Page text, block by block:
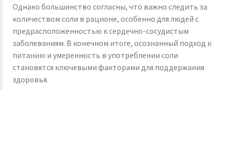
Однако большинство согласны, что важно следить за
количеством соли в рационе, особенно для людей с
предрасположенностью к сердечно-сосудистым
заболеваниям. В конечном итоге, осознанный подход к
питанию и умеренность в употреблении соли
становятся ключевыми факторами для поддержания
здоровья.